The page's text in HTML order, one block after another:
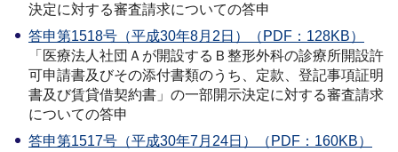
決定に対する審査請求についての答申
答申第1518号（平成30年8月2日）（PDF：128KB）
「医療法人社団Ａが開設するＢ整形外科の診療所開設許
可申請書及びその添付書類のうち、定款、登記事項証明
書及び賃貸借契約書」の一部開示決定に対する審査請求
についての答申
答申第1517号（平成30年7月24日）（PDF：160KB）